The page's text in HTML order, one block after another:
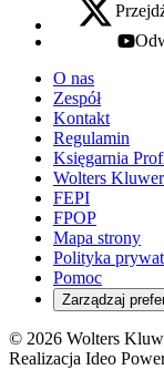
x - otwiera się
youtube
O nas
Zespół
Kontakt
Regulamin
Księgarnia
Wolters Kluwer
FEPI
FPOP
Mapa strony
Polityka
Pomoc
Zarządzaj
© 2026 Wolters
Realizacja Ideo